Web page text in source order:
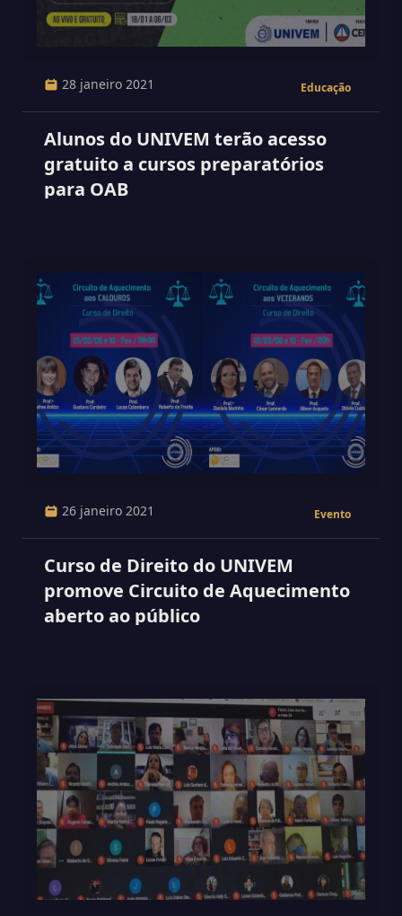
28 janeiro 2021 Educação
Alunos do UNIVEM terão acesso
gratuito a cursos preparatórios
para OAB
26 janeiro 2021 Evento
Curso de Direito do UNIVEM
promove Circuito de Aquecimento
aberto ao público